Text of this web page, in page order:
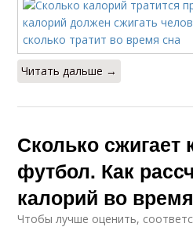
Читать дальше →
Сколько сжигает
футбол. Как
калорий во
Чтобы лучше оценить,